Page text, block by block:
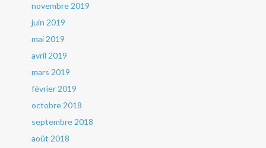
novembre 2019
juin 2019
mai 2019
avril 2019
mars 2019
février 2019
octobre 2018
septembre 2018
août 2018